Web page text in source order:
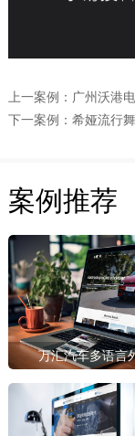
上一案例： 广州沃港
下一案例： 希娅流行
案例推荐
万汇汽车多语言